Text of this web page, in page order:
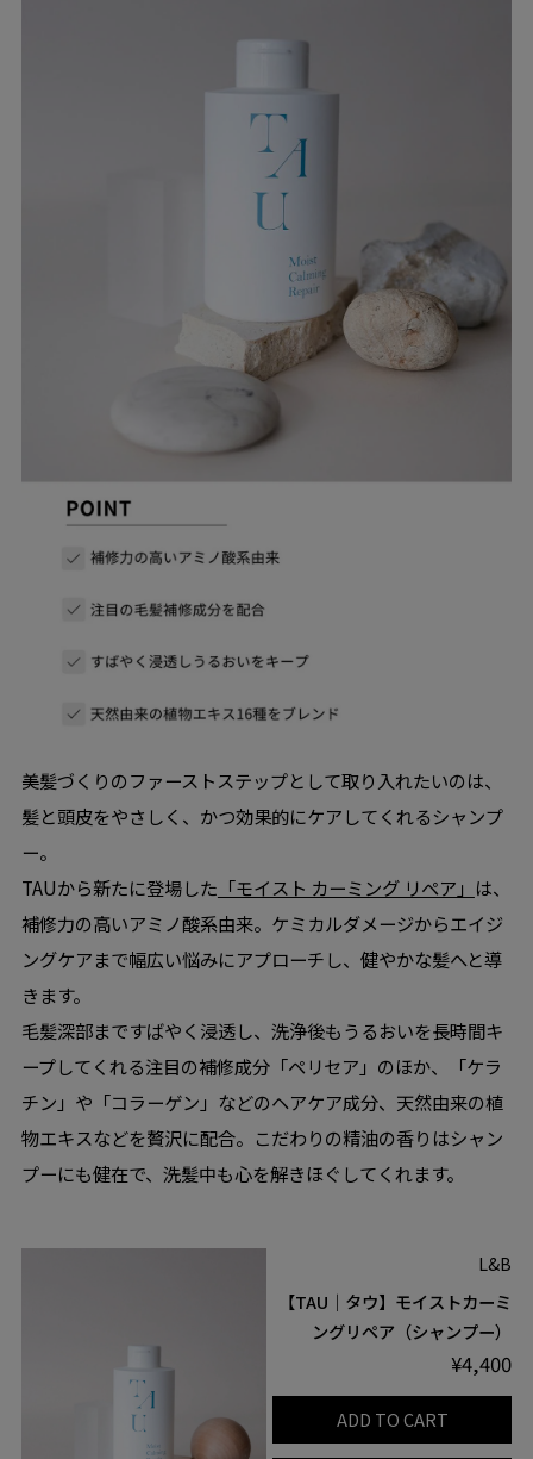
美髪づくりのファーストステップとして取り入れたいのは、
髪と頭皮をやさしく、かつ効果的にケアしてくれるシャンプ
ー。
TAUから新たに登場した 「モイスト カーミング リペア」 は、
補修力の高いアミノ酸系由来。ケミカルダメージからエイジ
ングケアまで幅広い悩みにアプローチし、健やかな髪へと導
きます。
毛髪深部まですばやく浸透し、洗浄後もうるおいを長時間キ
ープしてくれる注目の補修成分「ペリセア」のほか、「ケラ
チン」や「コラーゲン」などのヘアケア成分、天然由来の植
物エキスなどを贅沢に配合。こだわりの精油の香りはシャン
プーにも健在で、洗髪中も心を解きほぐしてくれます。
L&B
【TAU｜タウ】モイストカーミ
ングリペア（シャンプー）
¥4,400
ADD TO CART